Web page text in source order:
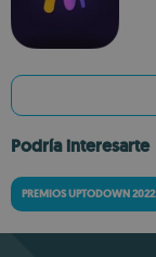
Podría interesarte
PREMIOS UPTODOWN 2022